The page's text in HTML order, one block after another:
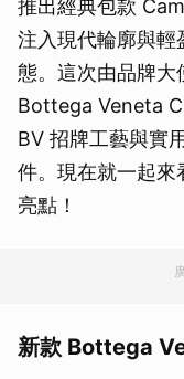
推出經典包款
注入現代輪廓與輕
態。這次由品牌大
Bottega Veneta
BV 招牌工藝與實
件。現在就一起來
亮點！
新款 Bottega